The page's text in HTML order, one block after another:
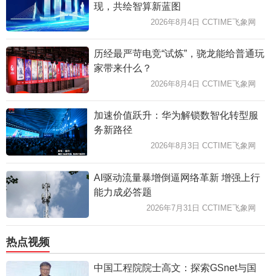
现，共绘智算新蓝图
2026年8月4日 CCTIME飞象网
历经最严苛电竞“试炼”，骁龙能给普通玩
家带来什么？
2026年8月4日 CCTIME飞象网
加速价值跃升：华为解锁数智化转型服
务新路径
2026年8月3日 CCTIME飞象网
AI驱动流量暴增倒逼网络革新 增强上行
能力成必答题
2026年7月31日 CCTIME飞象网
热点视频
中国工程院院士高文：探索GSnet与国